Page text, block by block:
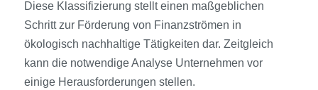
Diese Klassifizierung stellt einen maßgeblichen
Schritt zur Förderung von Finanzströmen in
ökologisch nachhaltige Tätigkeiten dar. Zeitgleich
kann die notwendige Analyse Unternehmen vor
einige Herausforderungen stellen.